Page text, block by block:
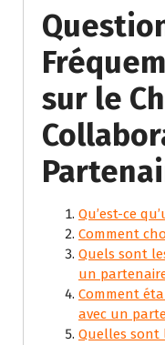
sur le
Qu’est-ce
Comment
Quels sont
un
Comment
avec un
Quelles sont